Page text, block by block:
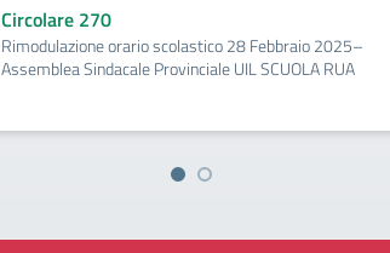
Circolare 270
Rimodulazione orario scolastico 28 Febbraio 2025–
Assemblea Sindacale Provinciale UIL SCUOLA RUA